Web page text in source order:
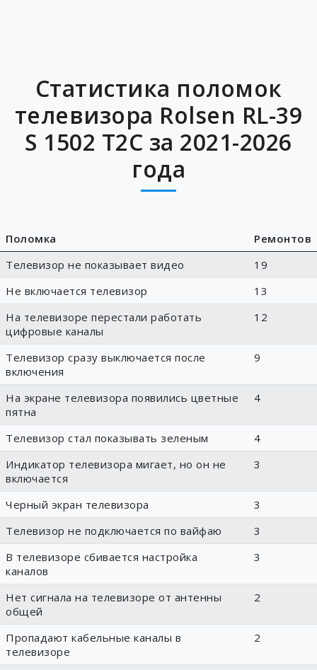
Статистика поломок
телевизора Rolsen RL-39
S 1502 T2C за 2021-2026
года
Поломка
Ремонтов
Телевизор не показывает видео
19
Не включается телевизор
13
На телевизоре перестали работать
цифровые каналы
12
Телевизор сразу выключается после
включения
9
На экране телевизора появились цветные
пятна
4
Телевизор стал показывать зеленым
4
Индикатор телевизора мигает, но он не
включается
3
Черный экран телевизора
3
Телевизор не подключается по вайфаю
3
В телевизоре сбивается настройка
каналов
3
Нет сигнала на телевизоре от антенны
общей
2
Пропадают кабельные каналы в
телевизоре
2